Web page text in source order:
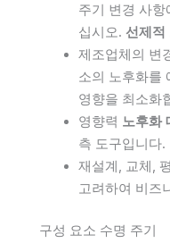
주기 변경 사
십시오. 선제적
제조업체의 변
소의 노후화를
영향을 최소화
영향력 노후화
측 도구입니다.
재설계, 교체,
고려하여 비즈
구성 요소 수명 주기